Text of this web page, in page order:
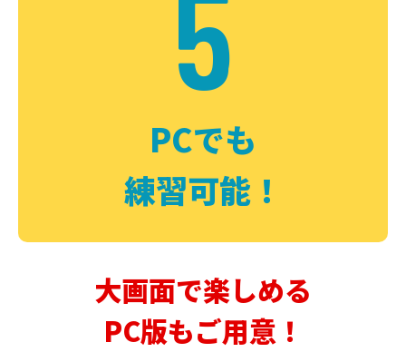
PCでも
練習可能！
大画面で楽しめる
PC版もご用意！